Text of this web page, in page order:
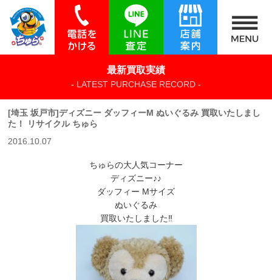
最新買取実績
- LATEST PURCHASE RECORD -
[埼玉 坂戸市]ディズニー ダッフィーM ぬいぐるみ 買取いたしまし
た！ リサイクル ちゅら
2016.10.07
ちゅらの大人気コーナー
ディズニー♪♪
ダッフィー Mサイズ
ぬいぐるみ
買取いたしました‼